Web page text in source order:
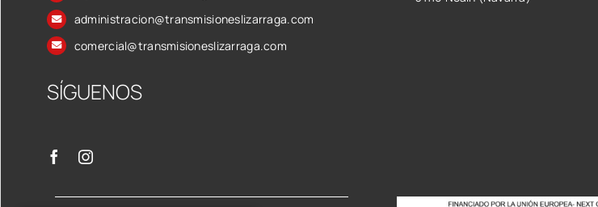
administracion@transmisioneslizarraga.com
comercial@transmisioneslizarraga.com
SÍGUENOS